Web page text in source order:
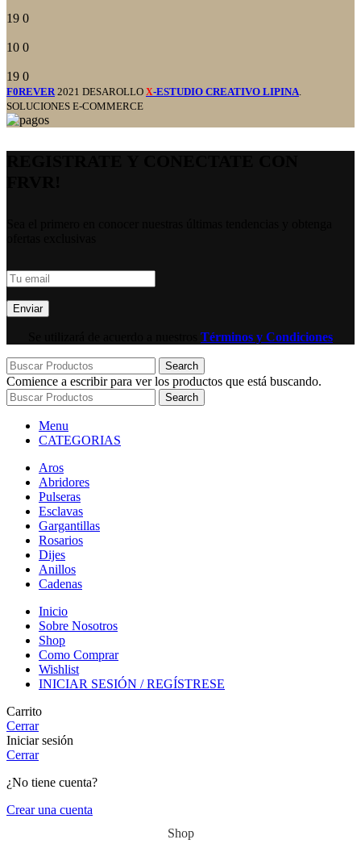
19 0
10 0
19 0
F0REVER 2021 DESAROLLO X-ESTUDIO CREATIVO LIPINA.
SOLUCIONES E-COMMERCE
Términos y Condiciones
Search
Comience a escribir para ver los productos que está buscando.
Search
Menu
CATEGORIAS
Aros
Abridores
Pulseras
Esclavas
Gargantillas
Rosarios
Dijes
Anillos
Cadenas
Inicio
Sobre Nosotros
Shop
Como Comprar
Wishlist
INICIAR SESIÓN / REGÍSTRESE
Carrito
Cerrar
Iniciar sesión
Cerrar
¿No tiene cuenta?
Crear una cuenta
Shop